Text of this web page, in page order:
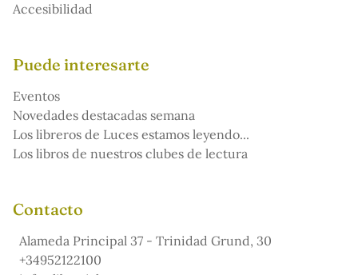
Accesibilidad
Puede interesarte
Eventos
Novedades destacadas semana
Los libreros de Luces estamos leyendo...
Los libros de nuestros clubes de lectura
Contacto
Alameda Principal 37 - Trinidad Grund, 30
+34952122100